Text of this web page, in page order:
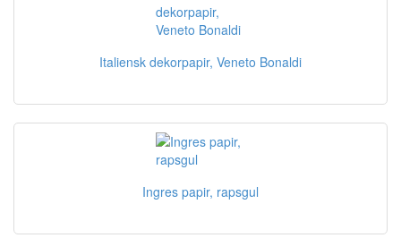
Italiensk dekorpapir, Veneto Bonaldi
Ingres papir, rapsgul